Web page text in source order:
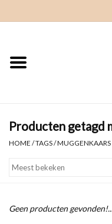
Home
Kleding
Producten getagd
HOME /TAGS/MUGGENKAARS
Geen producten